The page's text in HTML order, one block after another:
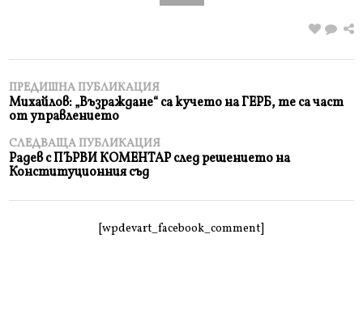
ПРЕДИШНА ПУБЛИКАЦИЯ
Михайлов: „Възраждане“ са кучето на ГЕРБ, те са част
от управлението
СЛЕДВАЩА ПУБЛИКАЦИЯ
Радев с ПЪРВИ КОМЕНТАР след решението на
Конституционния съд
[wpdevart_facebook_comment]